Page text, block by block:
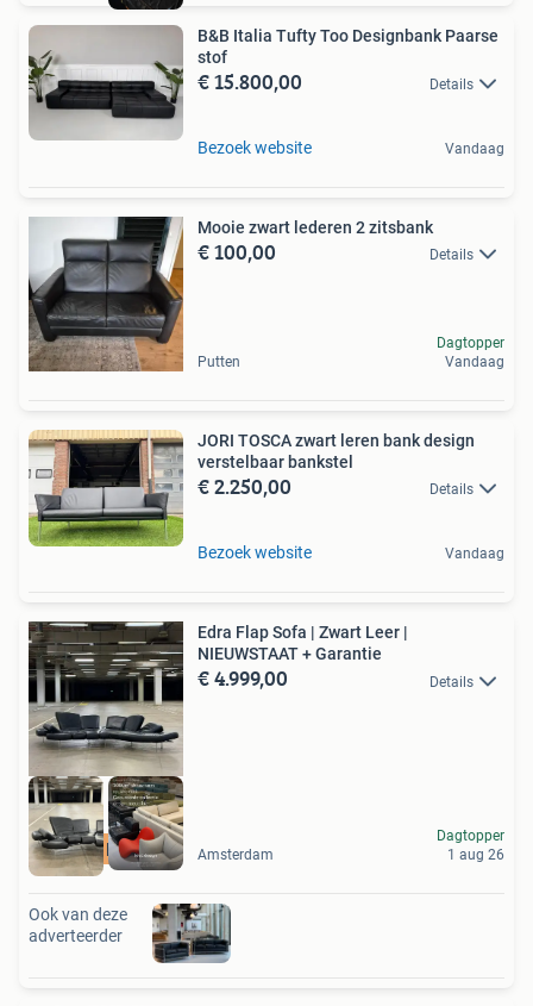
B&B Italia Tufty Too Designbank Paarse
stof
€ 15.800,00 Details
Bezoek website Vandaag
Mooie zwart lederen 2 zitsbank
€ 100,00 Details
Putten
Dagtopper
Vandaag
JORI TOSCA zwart leren bank design
verstelbaar bankstel
€ 2.250,00 Details
Bezoek website Vandaag
GRATIS levering
Edra Flap Sofa | Zwart Leer |
NIEUWSTAAT + Garantie
€ 4.999,00 Details
Amsterdam
Dagtopper
1 aug 26
Ook van deze
adverteerder